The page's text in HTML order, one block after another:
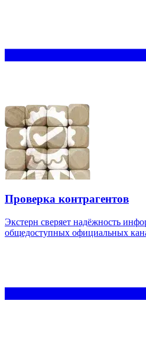
Проверка контрагентов
Экстерн сверяет надёжность
общедоступных официальных